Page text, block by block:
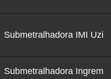
Submetralhadora IMI Uzi
Submetralhadora Ingrem